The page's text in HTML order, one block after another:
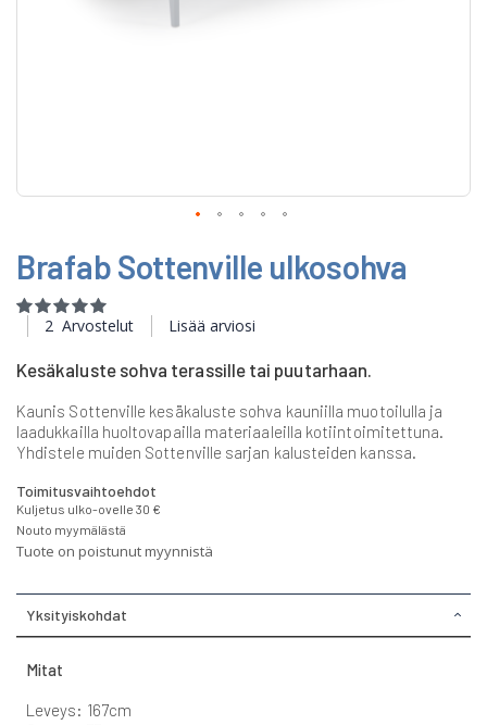
to
the
beginning
of
the
gallery
Brafab Sottenville ulkosohva
Rating:
100
100
2 Arvostelut Lisää arviosi
Kesäkaluste sohva terassille tai puutarhaan.
Kaunis Sottenville kesäkaluste sohva kauniilla muotoilulla ja
laadukkailla huoltovapailla materiaaleilla kotiintoimitettuna.
Yhdistele muiden Sottenville sarjan kalusteiden kanssa.
Toimitusvaihtoehdot
Kuljetus ulko-ovelle 30 €
Nouto myymälästä
Tuote on poistunut myynnistä
Yksityiskohdat
Mitat
Leveys: 167cm